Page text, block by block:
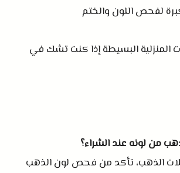
لفحص اللون والختم
المنزلية البسيطة إذا كنت تشك في
من لونه عند الشراء؟
الذهب، تأكد من فحص لون الذهب